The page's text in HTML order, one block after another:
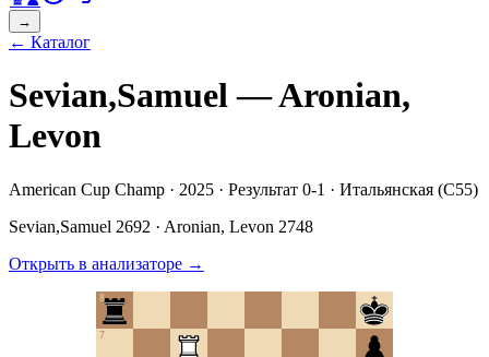
→
← Каталог
Sevian,Samuel — Aronian,
Levon
American Cup Champ · 2025 · Результат 0-1 · Итальянская (C55)
Sevian,Samuel 2692 · Aronian, Levon 2748
Открыть в анализаторе →
7
8